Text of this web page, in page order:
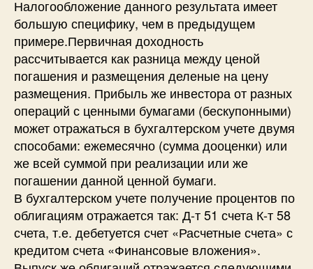
Налогообложение данного результата имеет
большую специфику, чем в предыдущем
примере.Первичная доходность
рассчитывается как разница между ценой
погашения и размещения деленые на цену
размещения. Прибыль же инвестора от разных
операций с ценными бумагами (бескупонными)
может отражаться в бухгалтерском учете двумя
способами: ежемесячно (сумма дооценки) или
же всей суммой при реализации или же
погашении данной ценной бумаги.
В бухгалтерском учете получение процентов по
облигациям отражается так: Д-т 51 счета К-т 58
счета, т.е. дебетуется счет «Расчетные счета» с
кредитом счета «Финансовые вложения».